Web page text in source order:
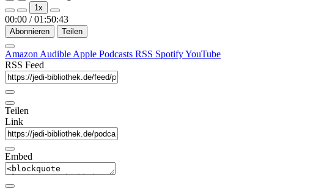
Play
Episode
Pause
Episode
1x
00:00 / 01:50:43
Abonnieren Teilen
Amazon Audible Apple Podcasts RSS SpotifyYouTube
RSS Feed
Teilen
Link
Embed